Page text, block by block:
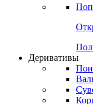
Деривативы